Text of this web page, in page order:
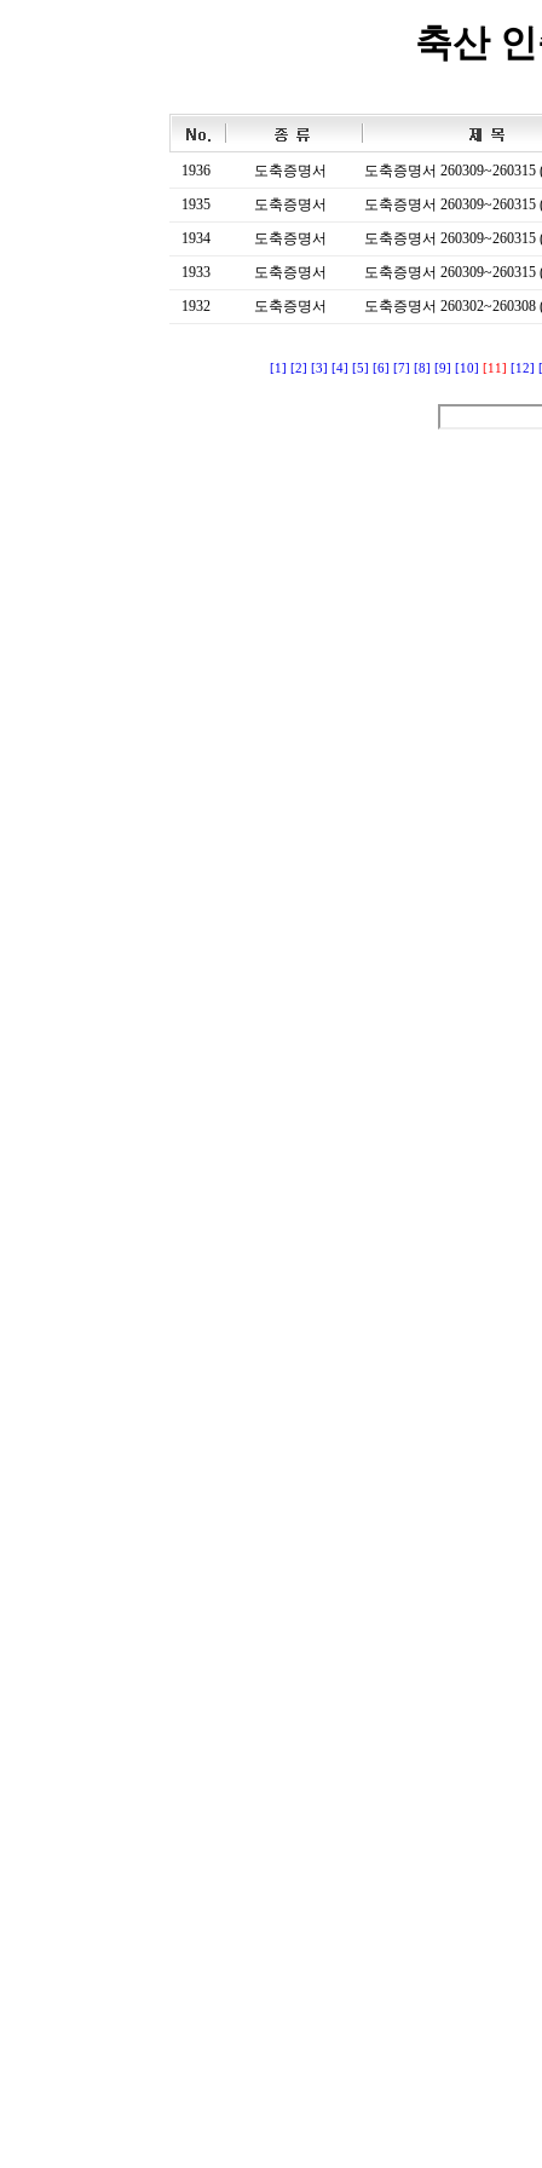
축산
1936 도축증명서
도축증명서 260309~260315
1935
도축증명서
도축증명서 260309~260315
1934
도축증명서
도축증명서 260309~260315
1933
도축증명서
도축증명서 260309~260315
1932
도축증명서 도축증명서 260302~260308
[1] [2] [3] [4] [5] [6] [7] [8] [9] [10] [11] [12]